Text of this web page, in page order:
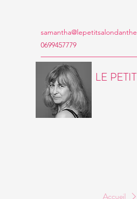
0699457779
LE
Accueil